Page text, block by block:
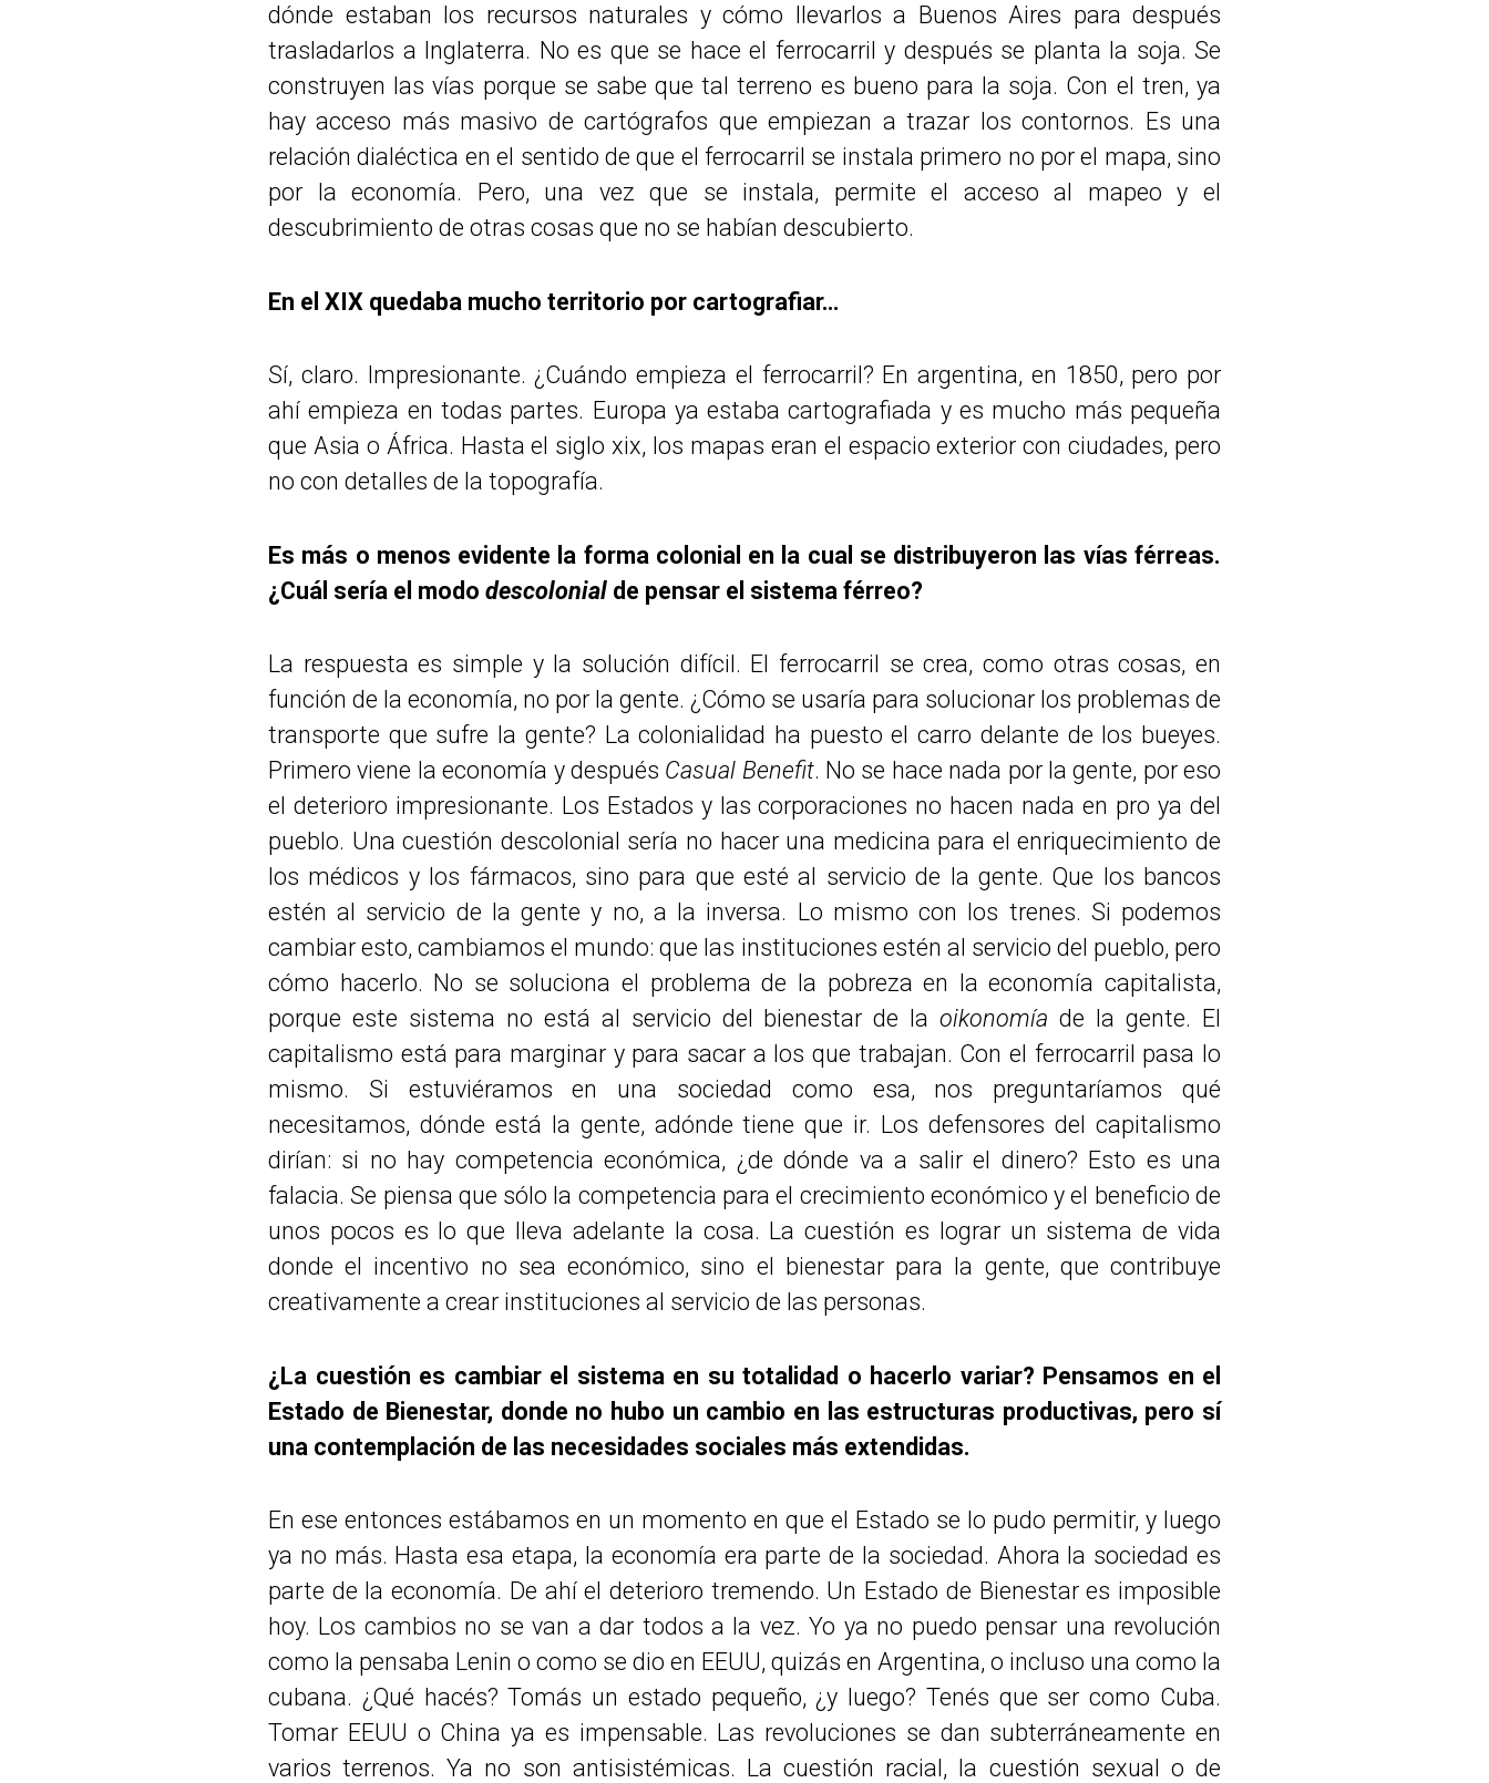
dónde estaban los recursos naturales y cómo llevarlos a Buenos Aires para después
trasladarlos a Inglaterra. No es que se hace el ferrocarril y después se planta la soja. Se
construyen las vías porque se sabe que tal terreno es bueno para la soja. Con el tren, ya
hay acceso más masivo de cartógrafos que empiezan a trazar los contornos. Es una
relación dialéctica en el sentido de que el ferrocarril se instala primero no por el mapa, sino
por la economía. Pero, una vez que se instala, permite el acceso al mapeo y el
descubrimiento de otras cosas que no se habían descubierto.
En el XIX quedaba mucho territorio por cartografiar…
Sí, claro. Impresionante. ¿Cuándo empieza el ferrocarril? En argentina, en 1850, pero por
ahí empieza en todas partes. Europa ya estaba cartografiada y es mucho más pequeña
que Asia o África. Hasta el siglo xix, los mapas eran el espacio exterior con ciudades, pero
no con detalles de la topografía.
Es más o menos evidente la forma colonial en la cual se distribuyeron las vías férreas.
¿Cuál sería el modo descolonial de pensar el sistema férreo?
La respuesta es simple y la solución difícil. El ferrocarril se crea, como otras cosas, en
función de la economía, no por la gente. ¿Cómo se usaría para solucionar los problemas de
transporte que sufre la gente? La colonialidad ha puesto el carro delante de los bueyes.
Primero viene la economía y después Casual Benefit. No se hace nada por la gente, por eso
el deterioro impresionante. Los Estados y las corporaciones no hacen nada en pro ya del
pueblo. Una cuestión descolonial sería no hacer una medicina para el enriquecimiento de
los médicos y los fármacos, sino para que esté al servicio de la gente. Que los bancos
estén al servicio de la gente y no, a la inversa. Lo mismo con los trenes. Si podemos
cambiar esto, cambiamos el mundo: que las instituciones estén al servicio del pueblo, pero
cómo hacerlo. No se soluciona el problema de la pobreza en la economía capitalista,
porque este sistema no está al servicio del bienestar de laoikonomía de la gente. El
capitalismo está para marginar y para sacar a los que trabajan. Con el ferrocarril pasa lo
mismo. Si estuviéramos en una sociedad como esa, nos preguntaríamos qué
necesitamos, dónde está la gente, adónde tiene que ir. Los defensores del capitalismo
dirían: si no hay competencia económica, ¿de dónde va a salir el dinero? Esto es una
falacia. Se piensa que sólo la competencia para el crecimiento económico y el beneficio de
unos pocos es lo que lleva adelante la cosa. La cuestión es lograr un sistema de vida
donde el incentivo no sea económico, sino el bienestar para la gente, que contribuye
creativamente a crear instituciones al servicio de las personas.
¿La cuestión es cambiar el sistema en su totalidad o hacerlo variar? Pensamos en el
Estado de Bienestar, donde no hubo un cambio en las estructuras productivas, pero sí
una contemplación de las necesidades sociales más extendidas.
En ese entonces estábamos en un momento en que el Estado se lo pudo permitir, y luego
ya no más. Hasta esa etapa, la economía era parte de la sociedad. Ahora la sociedad es
parte de la economía. De ahí el deterioro tremendo. Un Estado de Bienestar es imposible
hoy. Los cambios no se van a dar todos a la vez. Yo ya no puedo pensar una revolución
como la pensaba Lenin o como se dio en EEUU, quizás en Argentina, o incluso una como la
cubana. ¿Qué hacés? Tomás un estado pequeño, ¿y luego? Tenés que ser como Cuba.
Tomar EEUU o China ya es impensable. Las revoluciones se dan subterráneamente en
varios terrenos. Ya no son antisistémicas. La cuestión racial, la cuestión sexual o de